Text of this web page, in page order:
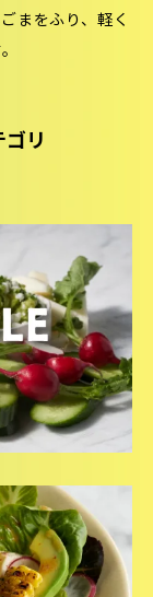
まをふり、軽く
リ